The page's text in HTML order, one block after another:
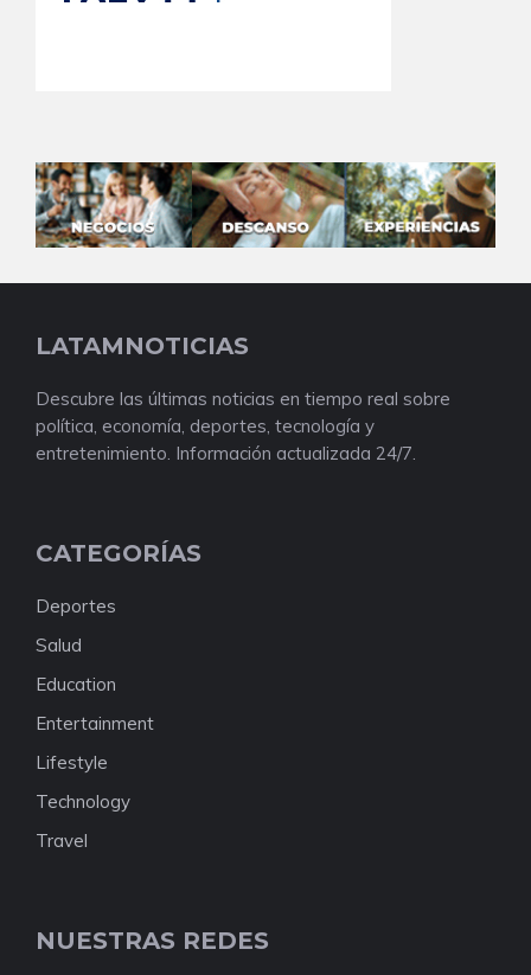
LATAMNOTICIAS
Descubre las últimas noticias en tiempo real sobre
política, economía, deportes, tecnología y
entretenimiento. Información actualizada 24/7.
CATEGORÍAS
Deportes
Salud
Education
Entertainment
Lifestyle
Technology
Travel
NUESTRAS REDES